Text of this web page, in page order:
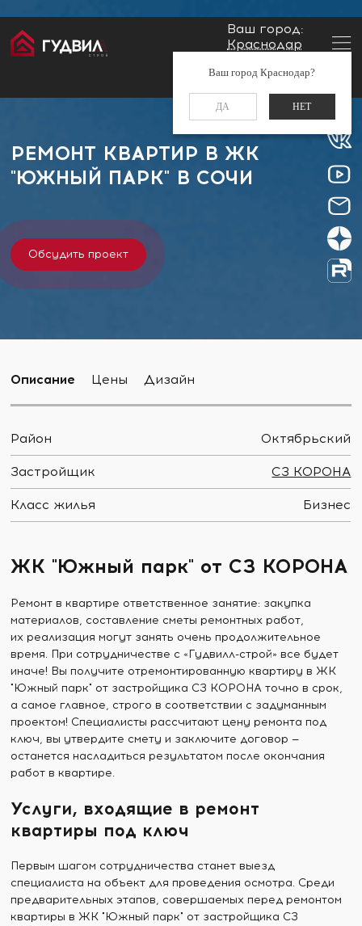
Ваш город:
Краснодар
Ваш город Краснодар?
ДА НЕТ
Заказать звонок
Главная Застройщики
РЕМОНТ КВАРТИР В ЖК
"ЮЖНЫЙ ПАРК" В СОЧИ
Обсудить проект
Описание Цены Дизайн
Район Октябрьский
Застройщик СЗ КОРОНА
Класс жилья Бизнес
ЖК "Южный парк" от СЗ КОРОНА
Ремонт в квартире ответственное занятие: закупка
материалов, составление сметы ремонтных работ,
их реализация могут занять очень продолжительное
время. При сотрудничестве с «Гудвилл-строй» все будет
иначе! Вы получите отремонтированную квартиру в ЖК
"Южный парк" от застройщика СЗ КОРОНА точно в срок,
а самое главное, строго в соответствии с задуманным
проектом! Специалисты рассчитают цену ремонта под
ключ, вы утвердите смету и заключите договор —
останется насладиться результатом после окончания
работ в квартире.
Услуги, входящие в ремонт
квартиры под ключ
Первым шагом сотрудничества станет выезд
специалиста на объект для проведения осмотра. Среди
предварительных этапов, совершаемых перед ремонтом
квартиры в ЖК "Южный парк" от застройщика СЗ